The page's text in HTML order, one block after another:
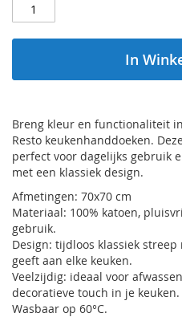
In
Breng kleur en functionaliteit
Resto keukenhanddoeken.
perfect voor dagelijks gebruik
met een klassiek design.
Afmetingen: 70x70 cm
Materiaal: 100% katoen,
gebruik.
Design: tijdloos klassiek
geeft aan elke keuken.
Veelzijdig: ideaal voor
decoratieve touch in je keuken.
Wasbaar op 60°C.